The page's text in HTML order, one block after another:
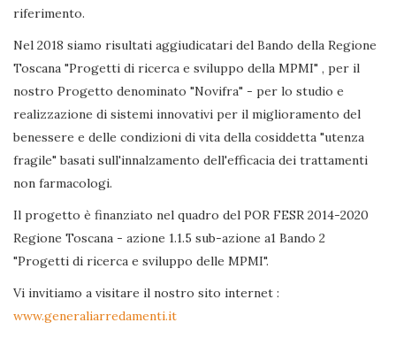
riferimento.
Nel 2018 siamo risultati aggiudicatari del Bando della Regione
Toscana "Progetti di ricerca e sviluppo della MPMI" , per il
nostro Progetto denominato "Novifra" - per lo studio e
realizzazione di sistemi innovativi per il miglioramento del
benessere e delle condizioni di vita della cosiddetta "utenza
fragile" basati sull'innalzamento dell'efficacia dei trattamenti
non farmacologi.
Il progetto è finanziato nel quadro del POR FESR 2014-2020
Regione Toscana - azione 1.1.5 sub-azione a1 Bando 2
"Progetti di ricerca e sviluppo delle MPMI".
Vi invitiamo a visitare il nostro sito internet :
www.generaliarredamenti.it